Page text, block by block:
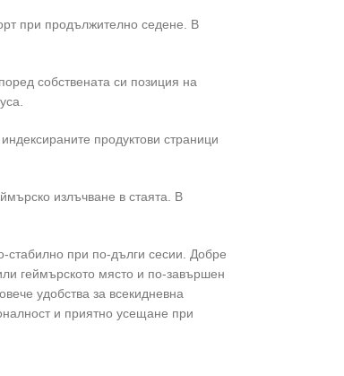
при продължително седене. В
собствената си позиция на
продуктови страници
излъчване в стаята. В
стабилно при по-дълги сесии. Добре
геймърското място и по-завършен
удобства за всекидневна
и приятно усещане при